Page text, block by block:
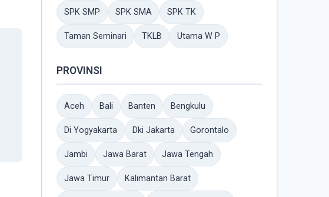
SPK SMP SPK SMA SPK TK
Taman Seminari TKLB Utama W P
PROVINSI
Aceh Bali Banten Bengkulu
Di Yogyakarta Dki Jakarta Gorontalo
Jambi Jawa Barat Jawa Tengah
Jawa Timur Kalimantan Barat